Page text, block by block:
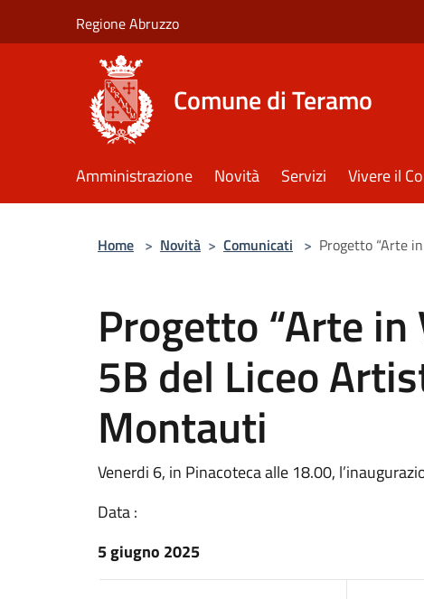
Regione Abruzzo
Comune di Teramo
Amministrazione Novità Servizi Vivere il
Home > Novità > Comunicati > Progetto “Arte
Progetto “Arte
5B del Liceo
Montauti
Venerdi 6, in Pinacoteca alle 18.00,
Data :
5 giugno 2025